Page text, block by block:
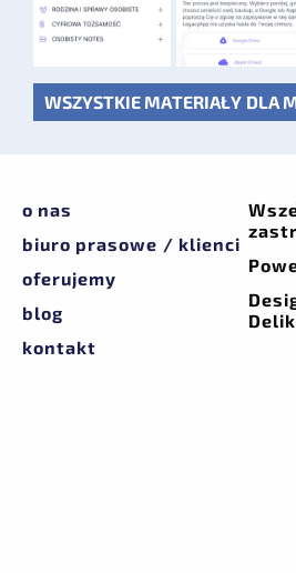
WSZYSTKIE MATERIAŁY DLA
o nas
biuro prasowe / klienci
oferujemy
blog
kontakt